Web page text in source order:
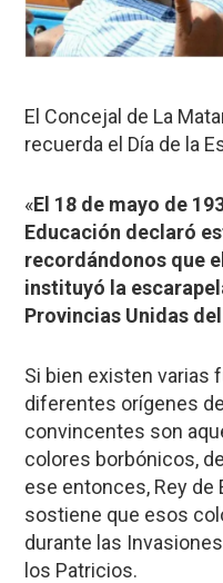
El Concejal de La
recuerda el Día de la
«El 18 de mayo de
Educación declaró
recordándonos que
instituyó la
Provincias Unidas
Si bien existen varias
diferentes orígenes
convincentes son
colores borbónicos,
ese entonces, Rey de
sostiene que esos
durante las
los Patricios.